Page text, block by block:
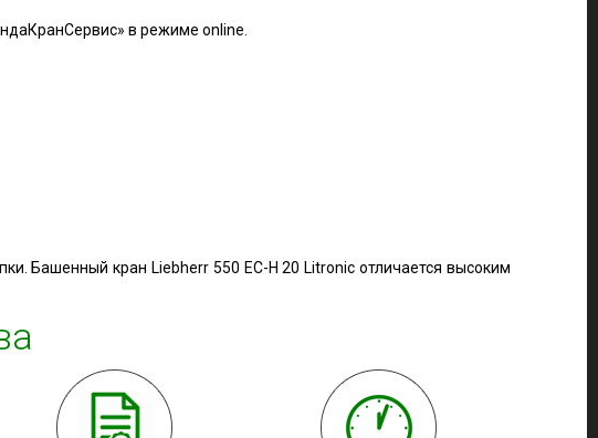
в режиме online.
Башенный кран Liebherr 550 EC-H 20 Litronic отличается высоким